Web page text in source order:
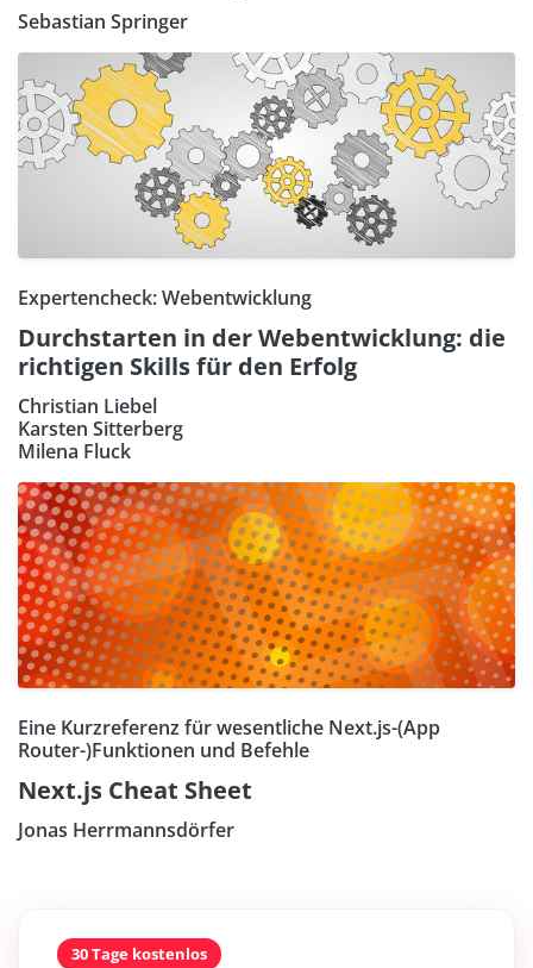
Sebastian Springer
Expertencheck: Webentwicklung
Durchstarten in der Webentwicklung: die
richtigen Skills für den Erfolg
Christian Liebel
Karsten Sitterberg
Milena Fluck
Eine Kurzreferenz für wesentliche Next.js-(App
Router-)Funktionen und Befehle
Next.js Cheat Sheet
Jonas Herrmannsdörfer
30 Tage kostenlos